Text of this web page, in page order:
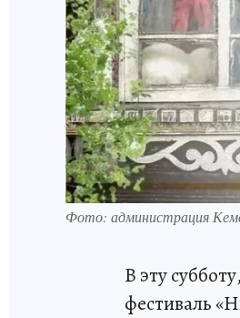
Фото: администрация
В эту
фестиваль